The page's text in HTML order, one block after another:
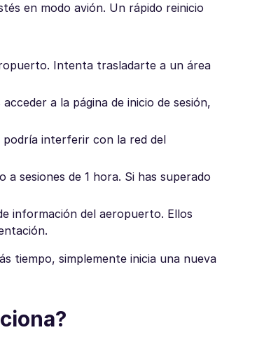
en modo avión. Un rápido reinicio
Intenta trasladarte a un área
a la página de inicio de sesión,
podría interferir con la red del
sesiones de 1 hora. Si has superado
información del aeropuerto. Ellos
tiempo, simplemente inicia una nueva